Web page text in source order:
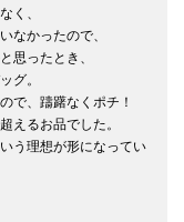
く、
なかったので、
思ったとき、
グ。
で、躊躇なくポチ！
えるお品でした。
う理想が形になってい